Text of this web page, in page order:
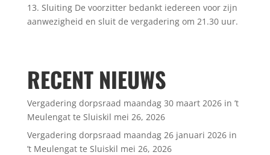
13. Sluiting De voorzitter bedankt iedereen voor zijn
aanwezigheid en sluit de vergadering om 21.30 uur.
RECENT NIEUWS
Vergadering dorpsraad maandag 30 maart 2026 in ’t
Meulengat te Sluiskil mei 26, 2026
Vergadering dorpsraad maandag 26 januari 2026 in
’t Meulengat te Sluiskil mei 26, 2026